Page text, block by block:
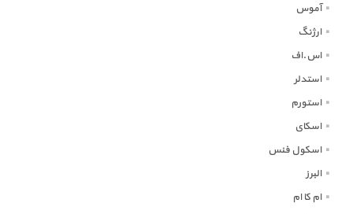
آموس
ارژنگ
اس.اف
استدلر
استورم
اسکای
اسکول فنس
البرز
ام کا ام